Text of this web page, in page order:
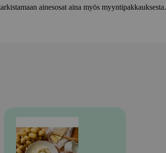
ainesosat aina myös myyntipakkauksesta.